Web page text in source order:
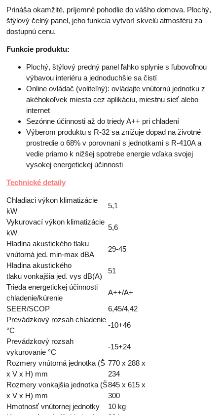
Prináša okamžité, príjemné pohodlie do vášho domova. Plochý,
štýlový čelný panel, jeho funkcia vytvorí skvelú atmosféru za
dostupnú cenu.
Funkcie produktu:
Plochý, štýlový predný panel ľahko splynie s ľubovoľnou
výbavou interiéru a jednoduchšie sa čistí
Online ovládač (voliteľný): ovládajte vnútornú jednotku z
akéhokoľvek miesta cez aplikáciu, miestnu sieť alebo
internet
Sezónne účinnosti až do triedy A++ pri chladení
Výberom produktu s R-32 sa znižuje dopad na životné
prostredie o 68% v porovnaní s jednotkami s R-410A a
vedie priamo k nižšej spotrebe energie vďaka svojej
vysokej energetickej účinnosti
Technické detaily
Chladiaci výkon klimatizácie
kW
5,1
Vykurovací výkon klimatizácie
kW
5,6
Hladina akustického tlaku
vnútorná jed. min-max dBA
29-45
Hladina akustického
tlaku vonkajšia jed. vys dB(A)
51
Trieda energetickej účinnosti
chladenie/kúrenie
A++/A+
SEER/SCOP
6,45/4,42
Prevádzkový rozsah chladenie
°C
-10+46
Prevádzkový rozsah
vykurovanie °C
-15+24
Rozmery vnútorná jednotka (Š
x V x H) mm
770 x 288 x
234
Rozmery vonkajšia jednotka (Š
x V x H) mm
845 x 615 x
300
Hmotnosť vnútornej jednotky
10 kg